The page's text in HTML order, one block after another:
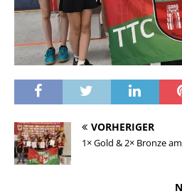
VORHERIGER
1× Gold & 2× Bronze